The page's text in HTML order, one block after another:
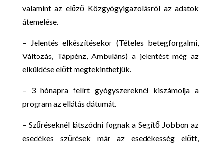
valamint az előző Közgyógyigazolásról az adatok
átemelése.
– Jelentés elkészítésekor (Tételes betegforgalmi,
Változás, Táppénz, Ambuláns) a jelentést még az
elküldése előtt megtekinthetjük.
– 3 hónapra felírt gyógyszereknél kiszámolja a
program az ellátás dátumát.
– Szűréseknél látszódni fognak a Segítő Jobbon az
esedékes szűrések már az esedékesség előtt,